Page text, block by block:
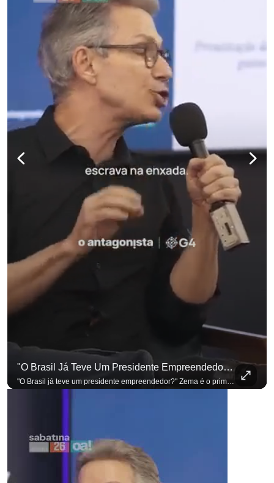
"O Brasil Já Teve Um Presidente Empreendedor?"
"O Brasil já teve um presidente empreendedor?" Zema é o primeiro a sentar na cadeira. Outros três presidenciáveis ainda vão passar por ela. A Sabatina Presidencial está no ar, com perguntas que vieram de uma pesquisa inédita com empresários. Acompanhe AO VIVO no YouTube do G4 Business. Se você busca informação com credibilidade, inscreva-se agora e ative o